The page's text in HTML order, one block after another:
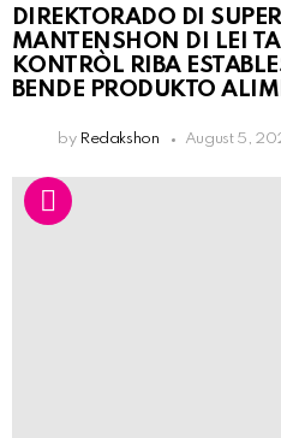
DIREKTORADO DI
MANTENSHON DI LEI
KONTRÒL RIBA
BENDE PRODUKTO
by Redakshon August 5,